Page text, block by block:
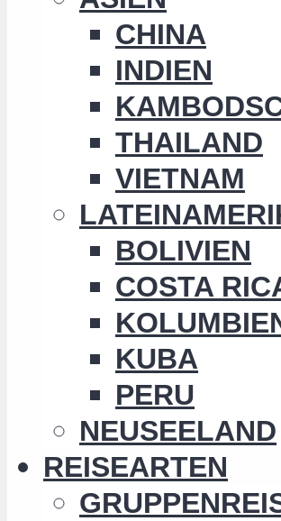
CHINA
INDIEN
THAILAND
VIETNAM
BOLIVIEN
COSTA
KUBA
PERU
NEUSEELAND
REISEARTEN